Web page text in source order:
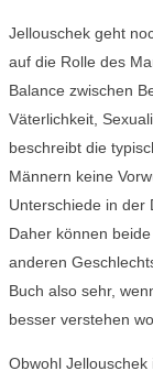
Jellouschek geht
auf die Rolle des
Balance zwischen
Väterlichkeit,
beschreibt die
Männern keine
Unterschiede in der
Daher können
anderen
Buch also sehr,
besser verstehen
Obwohl